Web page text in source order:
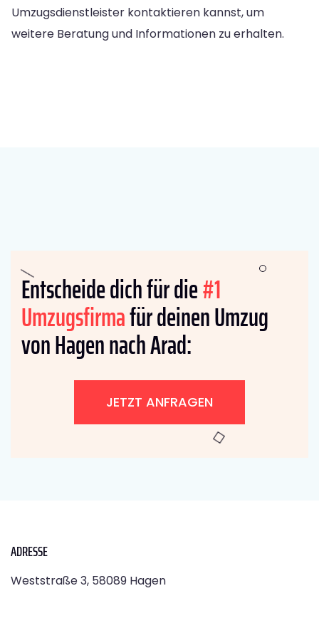
Umzugsdienstleister kontaktieren kannst, um
weitere Beratung und Informationen zu erhalten.
Entscheide dich für die#1
Umzugsfirmafür deinen Umzug
von Hagen nach Arad:
JETZT ANFRAGEN
ADRESSE
Weststraße 3, 58089 Hagen